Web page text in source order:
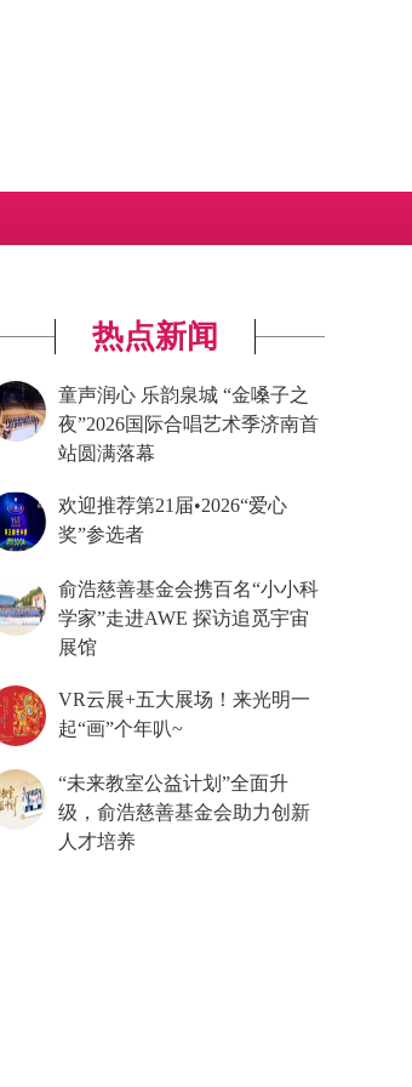
热点新闻
童声润心 乐韵泉城 “金嗓子之
夜”2026国际合唱艺术季济南首
站圆满落幕
欢迎推荐第21届•2026“爱心
奖”参选者
俞浩慈善基金会携百名“小小科
学家”走进AWE 探访追觅宇宙
展馆
VR云展+五大展场！来光明一
起“画”个年叭~
“未来教室公益计划”全面升
级，俞浩慈善基金会助力创新
人才培养